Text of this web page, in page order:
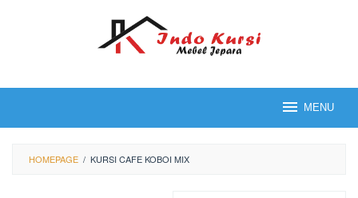
MENU
HOMEPAGE / KURSI CAFE KOBOI MIX